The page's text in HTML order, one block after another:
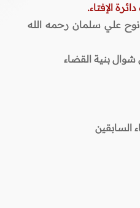
الإفتاء.
علي سلمان رحمه الله
بنية القضاء
السابقين